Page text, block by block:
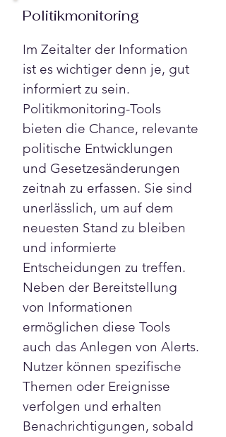
Politikmonitoring
Im Zeitalter der Information
ist es wichtiger denn je, gut
informiert zu sein.
Politikmonitoring-Tools
bieten die Chance, relevante
politische Entwicklungen
und Gesetzesänderungen
zeitnah zu erfassen. Sie sind
unerlässlich, um auf dem
neuesten Stand zu bleiben
und informierte
Entscheidungen zu treffen.
Neben der Bereitstellung
von Informationen
ermöglichen diese Tools
auch das Anlegen von Alerts.
Nutzer können spezifische
Themen oder Ereignisse
verfolgen und erhalten
Benachrichtigungen, sobald